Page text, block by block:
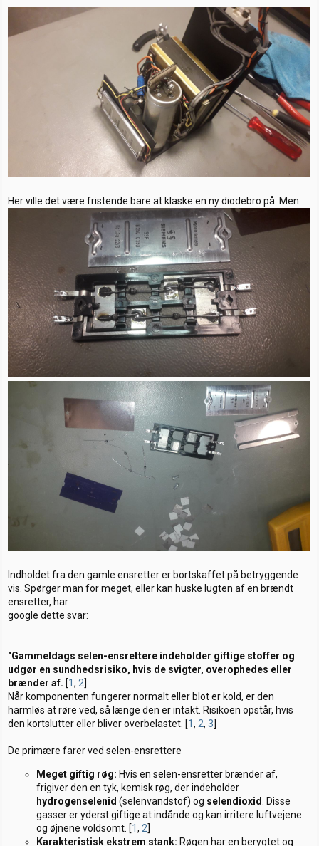
Her ville det være fristende bare at klaske en ny diodebro på. Men:
Indholdet fra den gamle ensretter er bortskaffet på betryggende
vis. Spørger man for meget, eller kan huske lugten af en brændt
ensretter, har
google dette svar:
"Gammeldags selen-ensrettere indeholder giftige stoffer og
udgør en sundhedsrisiko, hvis de svigter, overophedes eller
brænder af. [1, 2]
Når komponenten fungerer normalt eller blot er kold, er den
harmløs at røre ved, så længe den er intakt. Risikoen opstår, hvis
den kortslutter eller bliver overbelastet. [1, 2, 3]
De primære farer ved selen-ensrettere
Meget giftig røg: Hvis en selen-ensretter brænder af,
frigiver den en tyk, kemisk røg, der indeholder
hydrogenselenid (selenvandstof) og selendioxid
. Disse
gasser er yderst giftige at indånde og kan irritere luftvejene
og øjnene voldsomt. [1, 2]
Karakteristisk ekstrem stank: Røgen har en berygtet og